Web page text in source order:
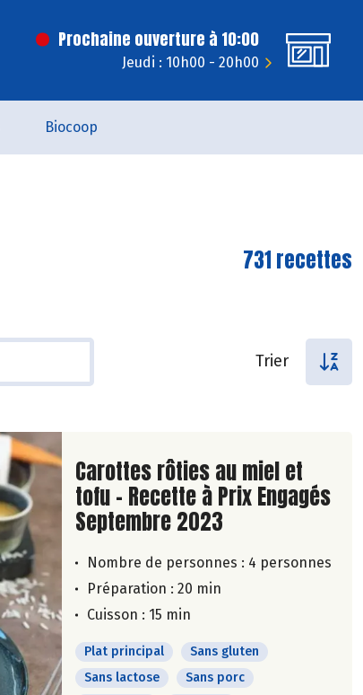
Prochaine ouverture à 10:00
Jeudi : 10h00 - 20h00
Biocoop
731 recettes
Trier
Lire la suite de la recette
Carottes rôties au miel et
tofu - Recette à Prix Engagés
Septembre 2023
Nombre de personnes : 4 personnes
Préparation : 20 min
Cuisson : 15 min
Plat principal
Sans gluten
Sans lactose
Sans porc